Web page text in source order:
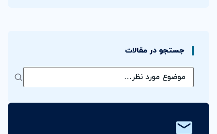
جستجو در مقالات